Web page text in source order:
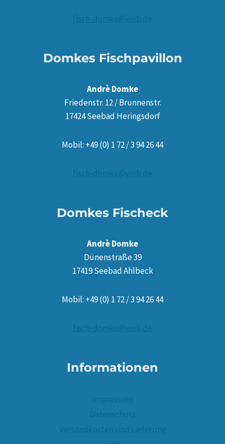
fisch-domke@web.de
Domkes Fischpavillon
Andrè Domke
Friedenstr. 12 / Brunnenstr.
17424 Seebad Heringsdorf
Mobil: +49 (0) 1 72 / 3 94 26 44
fisch-domke@web.de
Domkes Fischeck
Andrè Domke
Dünenstraße 39
17419 Seebad Ahlbeck
Mobil: +49 (0) 1 72 / 3 94 26 44
fisch-domke@web.de
Informationen
Impressum
Datenschutz
Versandkosten und Lieferung